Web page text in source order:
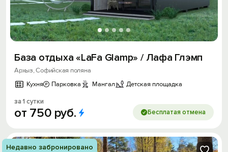
База отдыха «LaFa Glamp» / Лафа Глэмп
Архыз, Софийская поляна
Кухня
Парковка Мангал Детская площадка
за 1 сутки
от 750 руб. Бесплатая отмена
Недавно забронировано